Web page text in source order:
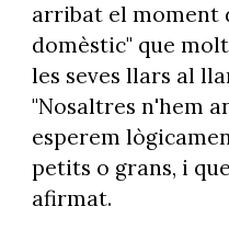
arribat el moment
domèstic" que
les seves llars al
"Nosaltres n'hem
esperem
petits o grans, i
afirmat.